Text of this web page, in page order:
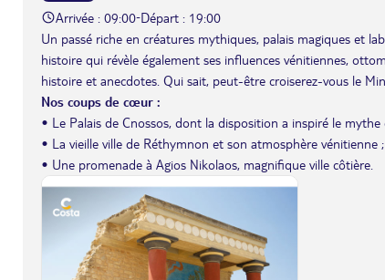
Arrivée : 09:00-Départ : 19:00
Un passé riche en créatures mythiques, palais magiques et
histoire qui révèle également ses influences vénitiennes,
histoire et anecdotes. Qui sait, peut-être croiserez-vous le
Nos coups de cœur :
• Le Palais de Cnossos, dont la disposition a inspiré le
• La vieille ville de Réthymnon et son atmosphère vénitienne ;
• Une promenade à Agios Nikolaos, magnifique ville côtière.